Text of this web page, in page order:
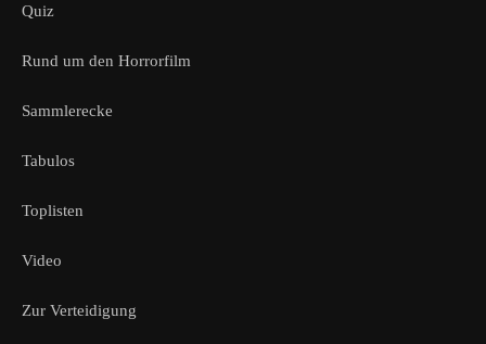
Quiz
Rund um den Horrorfilm
Sammlerecke
Tabulos
Toplisten
Video
Zur Verteidigung